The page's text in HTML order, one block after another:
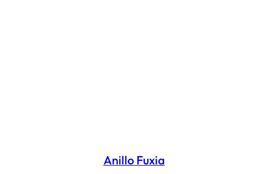
Anillo Fuxia